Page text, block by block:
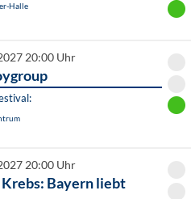
Halle
20:00 Uhr
20:00 Uhr
Bayern liebt